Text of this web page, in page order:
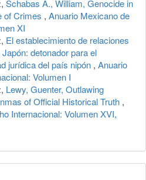
Schabas A., William, Genocide in
of Crimes , Anuario Mexicano de
XI
El establecimiento de relaciones
detonador para el
jurídica del país nipón , Anuario
Volumen I
Lewy, Guenter, Outlawing
of Official Historical Truth ,
Internacional: Volumen XVI,